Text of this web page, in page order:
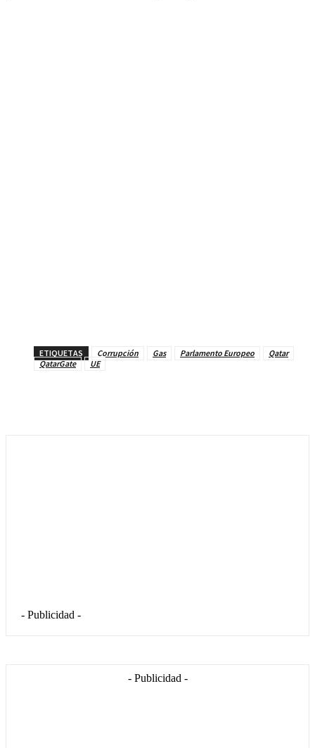
ETIQUETAS Corrupción Gas Parlamento Europeo
Qatar
QatarGate
UE
- Publicidad -
- Publicidad -